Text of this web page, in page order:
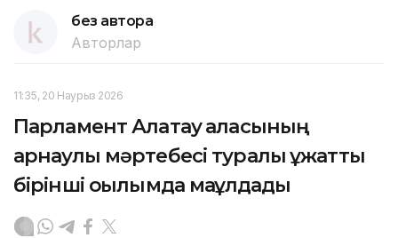
без автора
Авторлар
11:35, 20 Наурыз 2026
Парламент Алатау қаласының
арнаулы мәртебесі туралы құжатты
бірінші оқылымда мақұлдады